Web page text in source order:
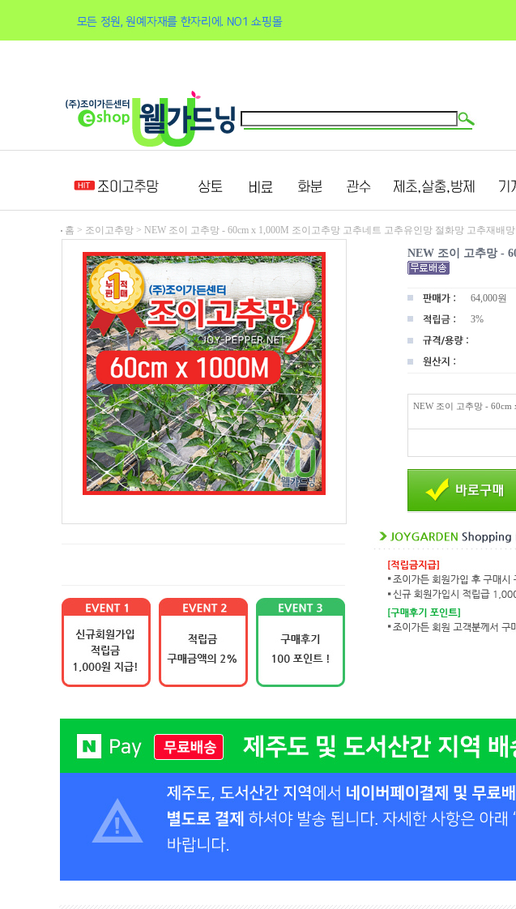
홈 > 조이고추망 > NEW 조이 고추망 - 60cm x 1,000M 조이고추망 고추네트 고추유인망 절화망 고추재배망
NEW 조이 고추망 -
64,000원
3%
NEW 조이 고추망 -